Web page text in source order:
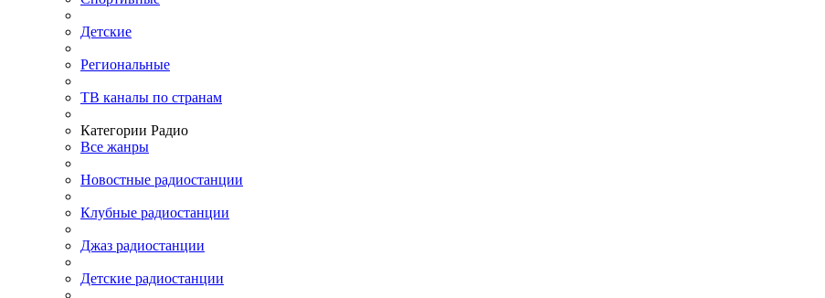
Детские
Региональные
ТВ каналы по странам
Категории Радио
Все жанры
Новостные радиостанции
Клубные радиостанции
Джаз радиостанции
Детские радиостанции